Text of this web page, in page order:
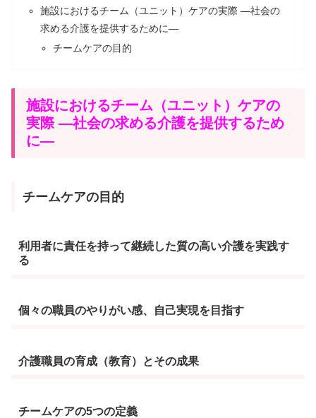
施設におけるチーム（ユニット）ケアの実際 ―社会の
求める介護を提供するために―
チームケアの目的
施設におけるチーム（ユニット）ケアの
実際 ―社会の求める介護を提供するため
に―
チームケアの目的
利用者に責任を持って継続した質の高い介護を実践す
る
個々の職員のやりがい感、自己実現を目指す
介護職員の育成（教育）とその成果
チームケアの5つの定義